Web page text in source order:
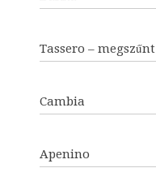
Tassero – megszűnt
Cambia
Apenino